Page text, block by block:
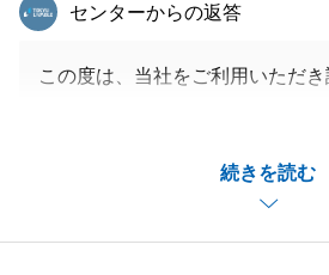
続きを読む
センターからの返答
この度は、当社をご利用いただ
ティブな情報をお伝えしなけれ
る中で、いつも真摯に受け止めて
お陰様で円滑なお取引とさせて